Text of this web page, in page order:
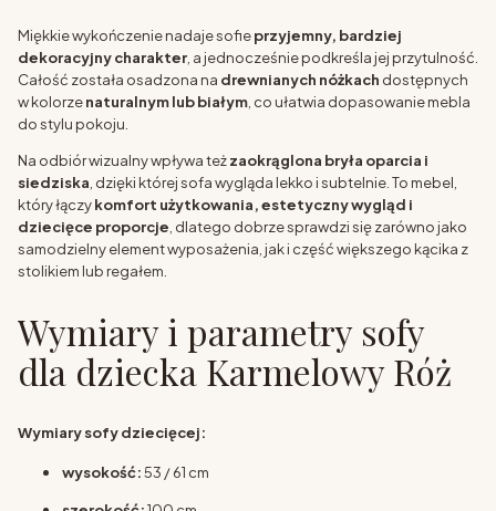
Miękkie wykończenie nadaje sofieprzyjemny, bardziej
dekoracyjny charakter, a jednocześnie podkreśla jej przytulność.
Całość została osadzona na drewnianych nóżkach dostępnych
w kolorzenaturalnym lub białym, co ułatwia dopasowanie mebla
do stylu pokoju.
Na odbiór wizualny wpływa teżzaokrąglona bryła oparcia i
siedziska, dzięki której sofa wygląda lekko i subtelnie. To mebel,
który łączykomfort użytkowania, estetyczny wygląd i
dziecięce proporcje, dlatego dobrze sprawdzi się zarówno jako
samodzielny element wyposażenia, jak i część większego kącika z
stolikiem lub regałem.
Wymiary i parametry sofy
dla dziecka Karmelowy Róż
Wymiary sofy dziecięcej:
wysokość:53 / 61 cm